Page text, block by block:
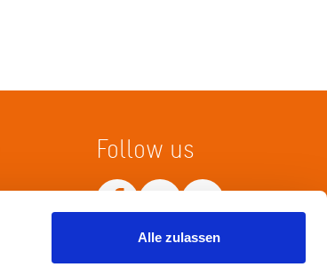
Alle zulassen
Follow us
Netiquette